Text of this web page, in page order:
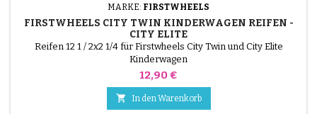
MARKE: FIRSTWHEELS
FIRSTWHEELS CITY TWIN KINDERWAGEN REIFEN -
CITY ELITE
Reifen 12 1 / 2x2 1/4 für Firstwheels City Twin und City Elite
Kinderwagen
Preis
12,90 €
 In den Warenkorb